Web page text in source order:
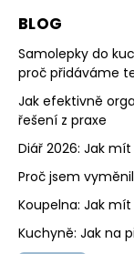
BLOG
Samolepky do
proč přidáváme
Jak efektivně
řešení z praxe
Diář 2026: Jak
Proč jsem
Koupelna: Jak
Kuchyně: Jak na